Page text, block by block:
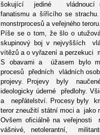
šokující jediné vládnoucí
fanatismu a šířícího se
monstrprocesů a veřejného teroru.
Píše se o tom, že šlo o
skupinový boj v nejvyšších
vítězů a o vyřazení a perzekuci
S obavami a úžasem bylo
procesů předních vládních
projevy. Projevy byly
ideologicky úderné předlohy.
a nepřátelství. Procesy byly
teror zneužití státní moci a jako
Ovšem oficiálně na veřejnosti
vášnivé, netolerantní,